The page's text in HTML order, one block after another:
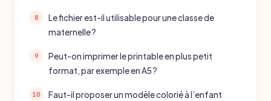
Le fichier est-il utilisable pour une classe de
maternelle ?
Peut-on imprimer le printable en plus petit
format, par exemple en A5 ?
Faut-il proposer un modèle colorié à l’enfant